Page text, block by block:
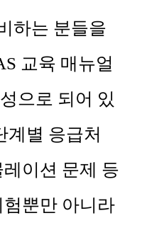
하는 분들을
교육 매뉴얼
으로 되어 있
계별 응급처
이션 문제 등
뿐만 아니라